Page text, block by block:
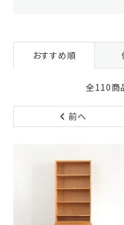
おすすめ順
全110
前へ